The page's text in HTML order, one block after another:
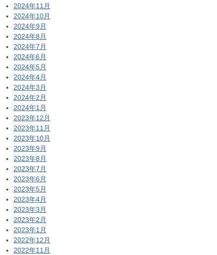
2024年11月
2024年10月
2024年9月
2024年8月
2024年7月
2024年6月
2024年5月
2024年4月
2024年3月
2024年2月
2024年1月
2023年12月
2023年11月
2023年10月
2023年9月
2023年8月
2023年7月
2023年6月
2023年5月
2023年4月
2023年3月
2023年2月
2023年1月
2022年12月
2022年11月